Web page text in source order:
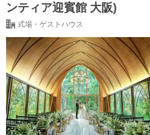
ンティア迎賓館 大阪)
式場・ゲストハウス